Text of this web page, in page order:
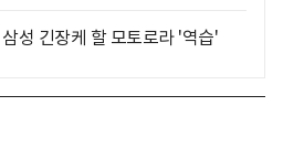
성 긴장케 할 모토로라 '역습'